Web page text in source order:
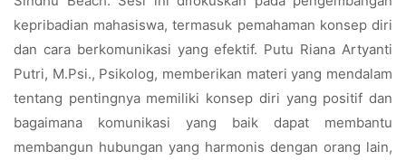
kepribadian mahasiswa, termasuk pemahaman konsep diri
dan cara berkomunikasi yang efektif. Putu Riana Artyanti
Putri, M.Psi., Psikolog, memberikan materi yang mendalam
tentang pentingnya memiliki konsep diri yang positif dan
bagaimana komunikasi yang baik dapat membantu
membangun hubungan yang harmonis dengan orang lain,